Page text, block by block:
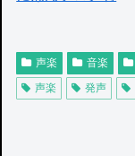
声楽 音楽
声楽
発声